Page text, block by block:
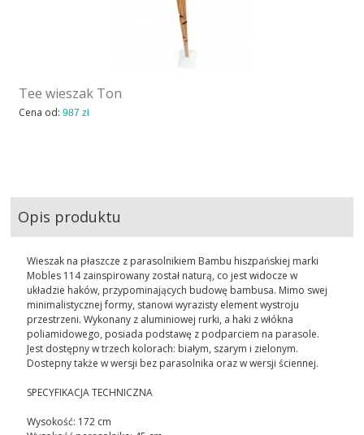
Tee wieszak Ton
Cena od:987 zł
Opis produktu
Wieszak na płaszcze z parasolnikiem Bambu hiszpańskiej marki
Mobles 114 zainspirowany został naturą, co jest widocze w
układzie haków, przypominających budowę bambusa. Mimo swej
minimalistycznej formy, stanowi wyrazisty element wystroju
przestrzeni. Wykonany z aluminiowej rurki, a haki z włókna
poliamidowego, posiada podstawę z podparciem na parasole.
Jest dostępny w trzech kolorach: białym, szarym i zielonym.
Dostepny także w wersji bez parasolnika oraz w wersji ściennej.
SPECYFIKACJA TECHNICZNA
Wysokość: 172 cm